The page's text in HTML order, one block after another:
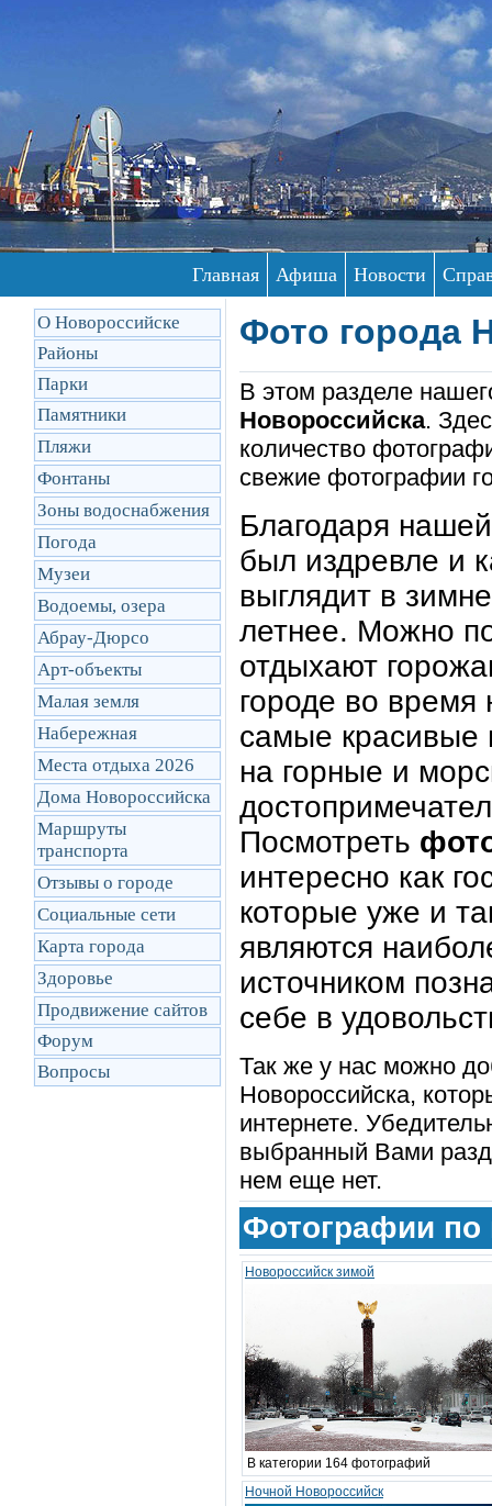
Главная Афиша Новости
О Новороссийске
Районы
Парки
Памятники
Пляжи
Фонтаны
Зоны водоснабжения
Погода
Музеи
Водоемы, озера
Абрау-Дюрсо
Арт-объекты
Малая земля
Набережная
Места отдыха 2026
Дома Новороссийска
Маршруты
транcпорта
Отзывы о городе
Социальные сети
Карта города
Здоровье
Продвижение сайтов
Форум
Вопросы
Фото города
В этом разделе
Новороссийска.
количество
свежие фотографии
Благодаря
был издревле и
выглядит в
летнее. Можно
отдыхают
городе во время
самые красивые
на горные и
Посмотреть
интересно как
которые уже и
являются
источником
себе в
Так же у нас можно
Новороссийска,
интернете.
выбранный Вами
нем еще нет.
Фотографии по
Новороссийск зимой
В категории 164 фотографий
Ночной Новороссийск